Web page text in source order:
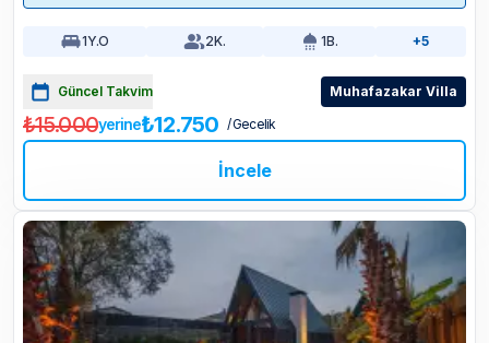
1Y.O 2K. 1B. +5
Güncel Takvim Muhafazakar Villa
₺15.000yerine₺12.750 / Gecelik
İncele